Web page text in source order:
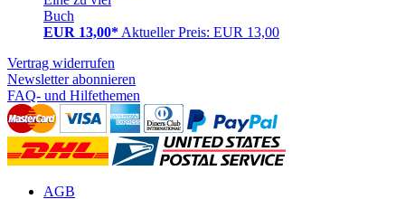
Buch
EUR 13,00*Aktueller Preis: EUR 13,00
Vertrag widerrufen
Newsletter abonnieren
FAQ- und Hilfethemen
AGB